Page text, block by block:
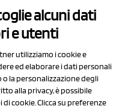
Vignola 315/1
(MO)
alcuni dati
e utenti
utilizziamo i cookie e
ed elaborare i dati personali
o la personalizzazione degli
alla privacy, è possibile
cookie. Clicca su preferenze